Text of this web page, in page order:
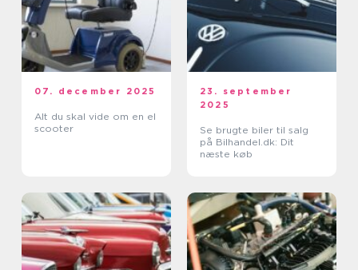
07. december 2025
Alt du skal vide om en el
scooter
23. september
2025
Se brugte biler til salg
på Bilhandel.dk: Dit
næste køb